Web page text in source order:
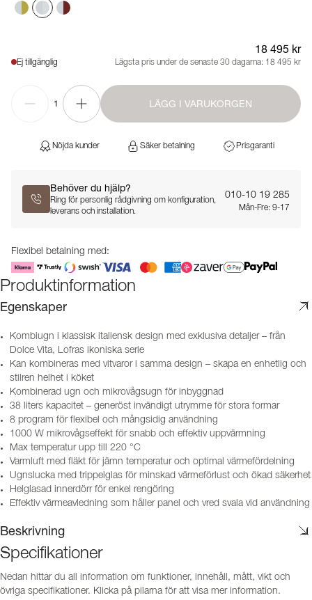
Ej tillgänglig
18 495 kr
Lägsta pris under de senaste 30 dagarna: 18 495 kr
1 LÄGG I VARUKORGEN
Nöjda kunder Säker betalning Prisgaranti
Behöver du hjälp?
Ring för personlig rådgivning om konfiguration,
leverans och installation.
010-10 19 285
Mån-Fre: 9-17
Flexibel betalning med:
Produktinformation
Egenskaper
Kombiugn i klassisk italiensk design med exklusiva detaljer – från
Dolce Vita, Lofras ikoniska serie
Kan kombineras med vitvaror i samma design – skapa en enhetlig och
stilren helhet i köket
Kombinerad ugn och mikrovågsugn för inbyggnad
38 liters kapacitet – generöst invändigt utrymme för stora formar
8 program för flexibel och mångsidig användning
1000 W mikrovågseffekt för snabb och effektiv uppvärmning
Max temperatur upp till 220 °C
Varmluft med fläkt för jämn temperatur och optimal värmefördelning
Ugnslucka med trippelglas för minskad värmeförlust och ökad säkerhet
Helglasad innerdörr för enkel rengöring
Effektiv värmeavledning som håller panel och vred svala vid användning
Beskrivning
Specifikationer
Nedan hittar du all information om funktioner, innehåll, mått, vikt och
övriga specifikationer. Klicka på pilarna för att visa mer information.